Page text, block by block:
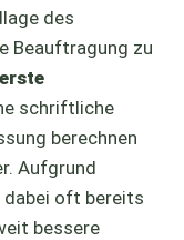
des
Beauftragung zu
erste
schriftliche
berechnen
Aufgrund
dabei oft bereits
bessere